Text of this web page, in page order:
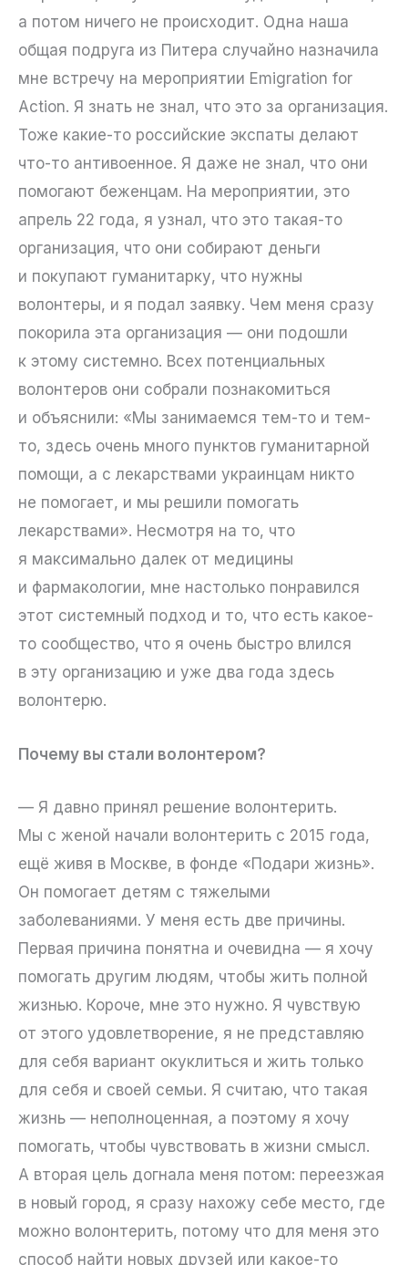
а потом ничего не происходит. Одна наша
общая подруга из Питера случайно назначила
мне встречу на мероприятии Emigration for
Action. Я знать не знал, что это за организация.
Тоже какие-то российские экспаты делают
что-то антивоенное. Я даже не знал, что они
помогают беженцам. На мероприятии, это
апрель 22 года, я узнал, что это такая-то
организация, что они собирают деньги
и покупают гуманитарку, что нужны
волонтеры, и я подал заявку. Чем меня сразу
покорила эта организация — они подошли
к этому системно. Всех потенциальных
волонтеров они собрали познакомиться
и объяснили: «Мы занимаемся тем-то и тем-
то, здесь очень много пунктов гуманитарной
помощи, а с лекарствами украинцам никто
не помогает, и мы решили помогать
лекарствами». Несмотря на то, что
я максимально далек от медицины
и фармакологии, мне настолько понравился
этот системный подход и то, что есть какое-
то сообщество, что я очень быстро влился
в эту организацию и уже два года здесь
волонтерю.
Почему вы стали волонтером?
— Я давно принял решение волонтерить.
Мы с женой начали волонтерить с 2015 года,
ещё живя в Москве, в фонде «Подари жизнь».
Он помогает детям с тяжелыми
заболеваниями. У меня есть две причины.
Первая причина понятна и очевидна — я хочу
помогать другим людям, чтобы жить полной
жизнью. Короче, мне это нужно. Я чувствую
от этого удовлетворение, я не представляю
для себя вариант окуклиться и жить только
для себя и своей семьи. Я считаю, что такая
жизнь — неполноценная, а поэтому я хочу
помогать, чтобы чувствовать в жизни смысл.
А вторая цель догнала меня потом: переезжая
в новый город, я сразу нахожу себе место, где
можно волонтерить, потому что для меня это
способ найти новых друзей или какое-то